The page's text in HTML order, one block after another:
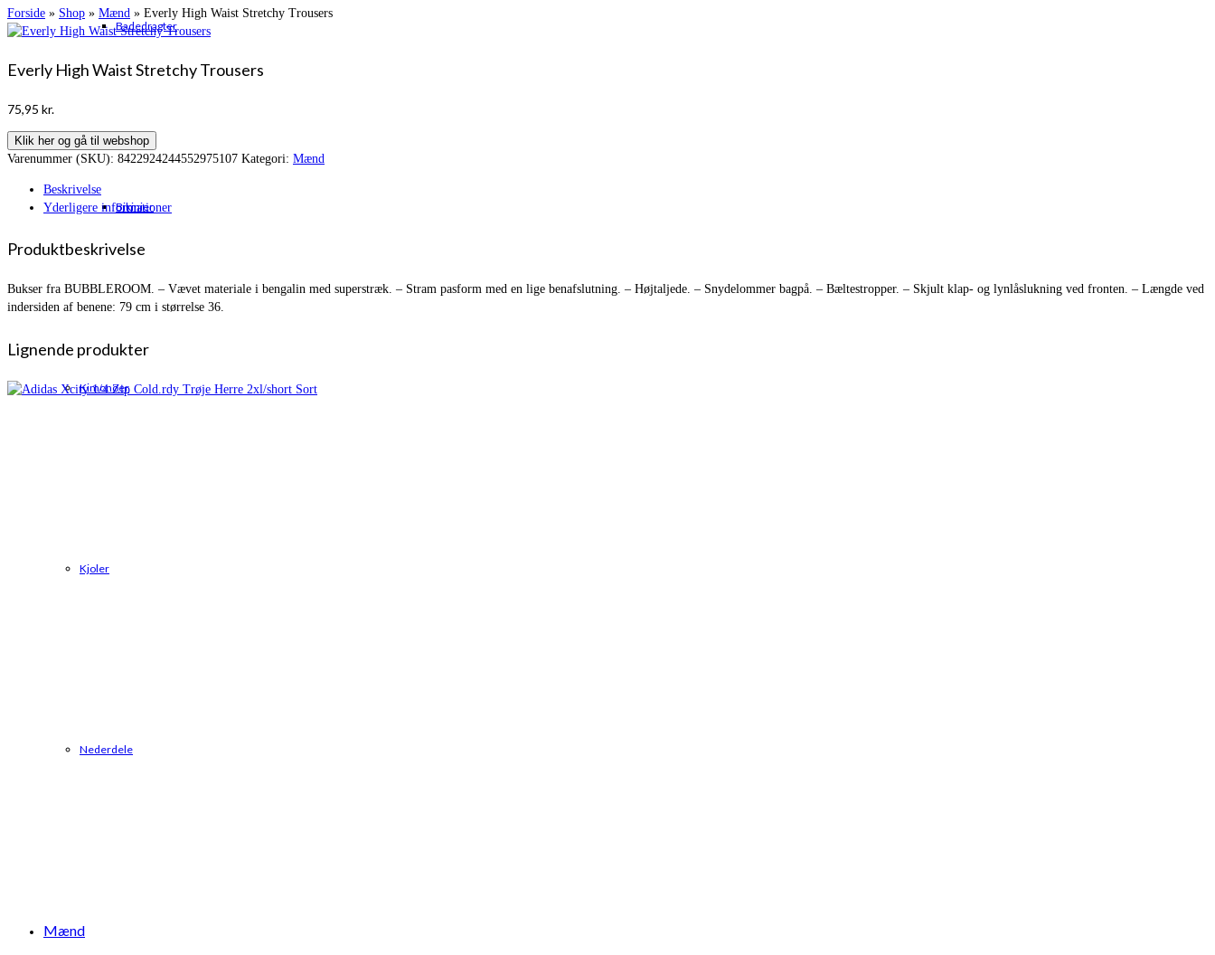
Badedragter
Bikinier
Kimonoer
Kjoler
Nederdele
Mænd
Forside » Shop » Mænd » Everly High Waist Stretchy Trousers
Everly High Waist Stretchy Trousers
75,95 kr.
Klik her og gå til webshop
Varenummer (SKU): 8422924244552975107 Kategori: Mænd
Beskrivelse
Yderligere informationer
Produktbeskrivelse
Bukser fra BUBBLEROOM. – Vævet materiale i bengalin med superstræk. – Stram pasform med en lige benafslutning. – Højtaljede. – Snydelommer bagpå. – Bæltestropper. – Skjult klap- og lynlåslukning ved fronten. – Længde ved
indersiden af benene: 79 cm i størrelse 36.
Lignende produkter